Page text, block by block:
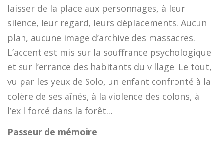
laisser de la place aux personnages, à leur
silence, leur regard, leurs déplacements. Aucun
plan, aucune image d’archive des massacres.
L’accent est mis sur la souffrance psychologique
et sur l’errance des habitants du village. Le tout,
vu par les yeux de Solo, un enfant confronté à la
colère de ses aînés, à la violence des colons, à
l’exil forcé dans la forêt…
Passeur de mémoire